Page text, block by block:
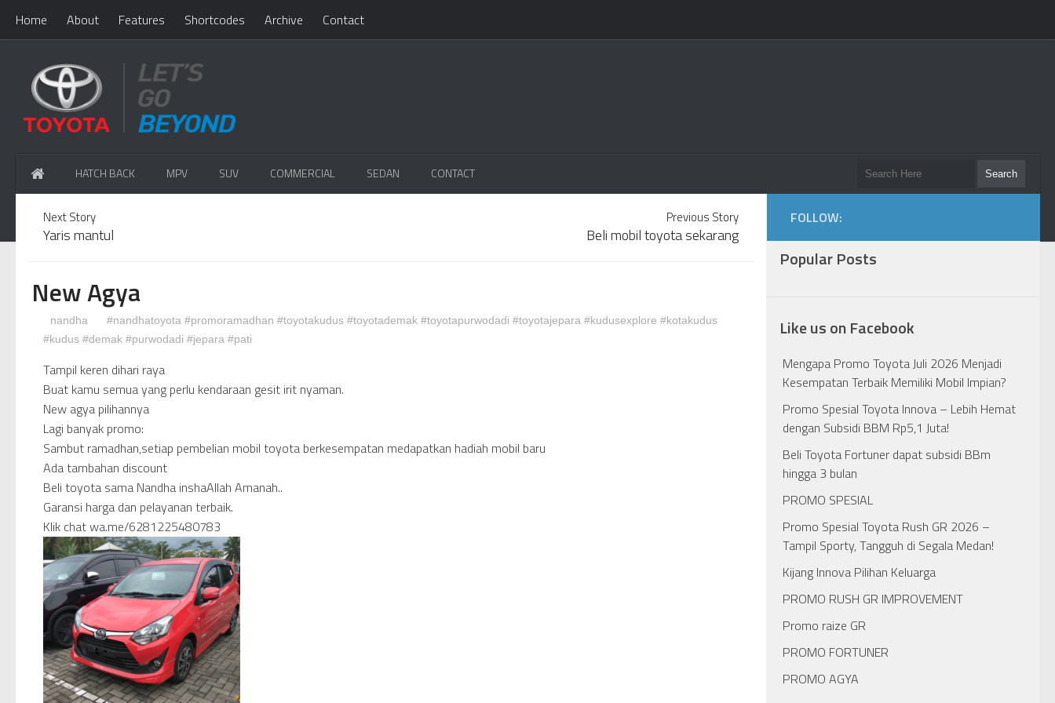
Home About Features Shortcodes Archive Contact
HATCH BACK MPV SUV COMMERCIAL SEDAN CONTACT
Next Story
Yaris mantul
Previous Story
Beli mobil toyota sekarang
New Agya
nandha
#nandhatoyota #promoramadhan #toyotakudus #toyotademak #toyotapurwodadi #toyotajepara #kudusexplore #kotakudus
#kudus #demak #purwodadi #jepara #pati
Tampil keren dihari raya
Buat kamu semua yang perlu kendaraan gesit irit nyaman.
New agya pilihannya
Lagi banyak promo:
Sambut ramadhan,setiap pembelian mobil toyota berkesempatan medapatkan hadiah mobil baru
Ada tambahan discount
Beli toyota sama Nandha inshaAllah Amanah..
Garansi harga dan pelayanan terbaik.
Klik chat wa.me/6281225480783
FOLLOW:
Popular Posts
Like us on Facebook
Mengapa Promo Toyota Juli 2026 Menjadi
Kesempatan Terbaik Memiliki Mobil Impian?
Promo Spesial Toyota Innova – Lebih Hemat
dengan Subsidi BBM Rp5,1 Juta!
Beli Toyota Fortuner dapat subsidi BBm
hingga 3 bulan
PROMO SPESIAL
Promo Spesial Toyota Rush GR 2026 –
Tampil Sporty, Tangguh di Segala Medan!
Kijang Innova Pilihan Keluarga
PROMO RUSH GR IMPROVEMENT
Promo raize GR
PROMO FORTUNER
PROMO AGYA